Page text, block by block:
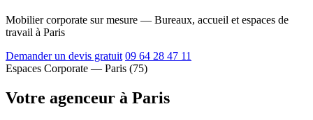
Mobilier corporate sur mesure — Bureaux, accueil et espaces de
travail à Paris
Demander un devis gratuit 09 64 28 47 11
Espaces Corporate — Paris (75)
Votre agenceur à Paris